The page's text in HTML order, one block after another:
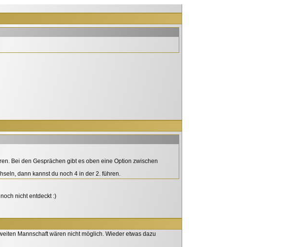
Bei den Gesprächen gibt es oben eine Option zwischen
dann kannst du noch 4 in der 2. führen.
nicht entdeckt :)
Mannschaft wären nicht möglich. Wieder etwas dazu